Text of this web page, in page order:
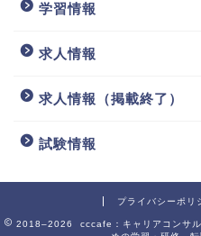
学習情報
求人情報
求人情報（掲載終了）
試験情報
プライバシーポリ
2018–2026 cccafe：キャリアコンサル